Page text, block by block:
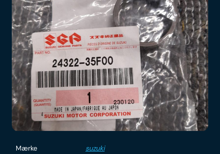
Mærke suzuki